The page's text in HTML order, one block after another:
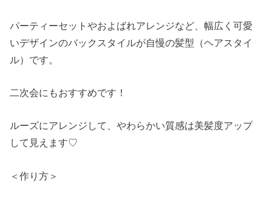
パーティーセットやおよばれアレンジなど、幅広く可愛
いデザインのバックスタイルが自慢の髪型（ヘアスタイ
ル）です。
二次会にもおすすめです！
ルーズにアレンジして、やわらかい質感は美髪度アップ
して見えます♡
＜作り方＞